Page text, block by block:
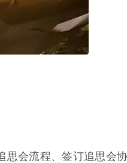
思会流程、签订追思会协